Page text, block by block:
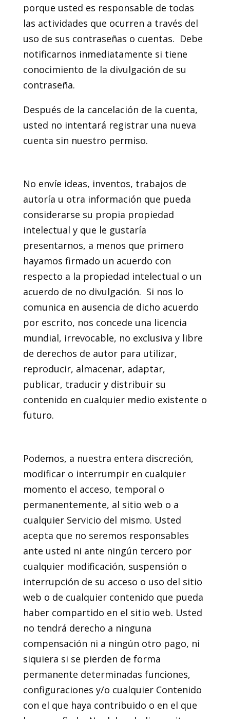
porque usted es responsable de todas
las actividades que ocurren a través del
uso de sus contraseñas o cuentas. Debe
notificarnos inmediatamente si tiene
conocimiento de la divulgación de su
contraseña.
Después de la cancelación de la cuenta,
usted no intentará registrar una nueva
cuenta sin nuestro permiso.
No envíe ideas, inventos, trabajos de
autoría u otra información que pueda
considerarse su propia propiedad
intelectual y que le gustaría
presentarnos, a menos que primero
hayamos firmado un acuerdo con
respecto a la propiedad intelectual o un
acuerdo de no divulgación. Si nos lo
comunica en ausencia de dicho acuerdo
por escrito, nos concede una licencia
mundial, irrevocable, no exclusiva y libre
de derechos de autor para utilizar,
reproducir, almacenar, adaptar,
publicar, traducir y distribuir su
contenido en cualquier medio existente o
futuro.
Podemos, a nuestra entera discreción,
modificar o interrumpir en cualquier
momento el acceso, temporal o
permanentemente, al sitio web o a
cualquier Servicio del mismo. Usted
acepta que no seremos responsables
ante usted ni ante ningún tercero por
cualquier modificación, suspensión o
interrupción de su acceso o uso del sitio
web o de cualquier contenido que pueda
haber compartido en el sitio web. Usted
no tendrá derecho a ninguna
compensación ni a ningún otro pago, ni
siquiera si se pierden de forma
permanente determinadas funciones,
configuraciones y/o cualquier Contenido
con el que haya contribuido o en el que